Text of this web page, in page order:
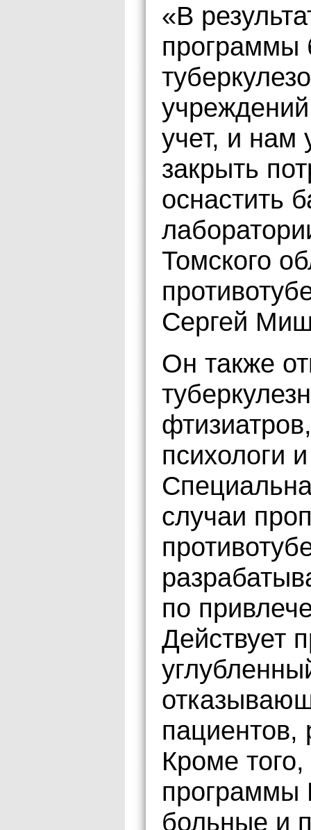
«В
программы
учет, и нам
закрыть
оснастить
Томского
Сергей
Он также
психологи
случаи
по
Действует
пациентов,
Кроме
программы
больные и